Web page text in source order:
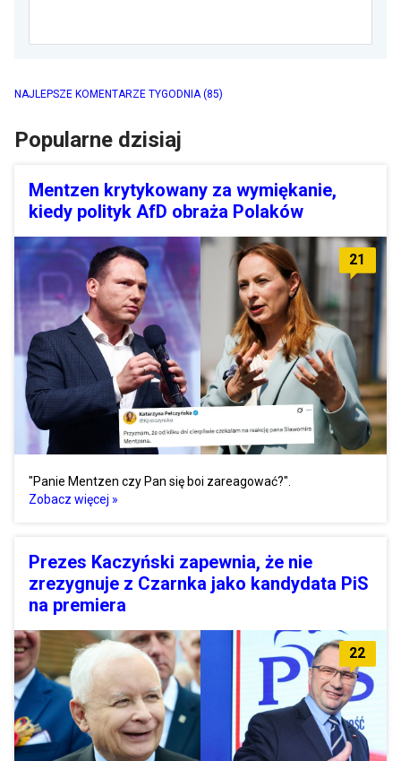
NAJLEPSZE KOMENTARZE TYGODNIA(85)
Popularne dzisiaj
Mentzen krytykowany za wymiękanie,
kiedy polityk AfD obraża Polaków
21
"Panie Mentzen czy Pan się boi zareagować?".
Zobacz więcej »
Prezes Kaczyński zapewnia, że nie
zrezygnuje z Czarnka jako kandydata PiS
na premiera
22